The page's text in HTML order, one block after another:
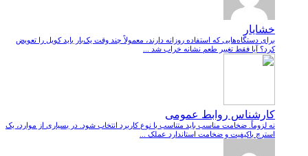
خشایار
برای دستگاه‌هایی که استفاده روزانه دارند، معمولاً چند وقت یک‌بار باید کویل را تعویض
کرد؟ آیا فقط تغییر طعم نشانه خراب شد ...
کارشناس روابط عمومی
نه لزوماً. ضخامت مناسب باید متناسب با نوع کاربرد انتخاب شود. در بسیاری از موارد، یک
استرچ باکیفیت و ضخامت استاندارد عملک ...